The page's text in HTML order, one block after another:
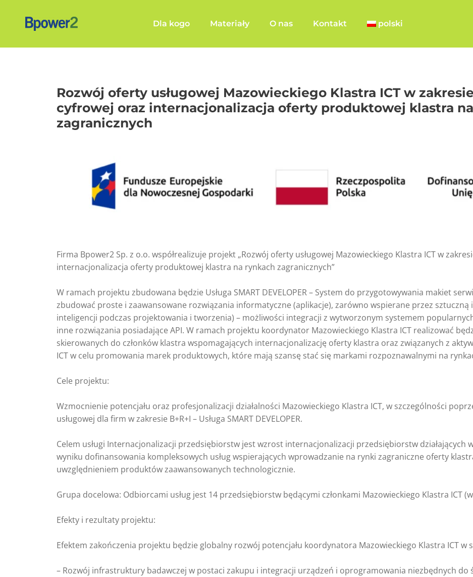
content
Dla kogo Materiały O nas Kontakt polski
Rozwój oferty usługowej Mazowieckiego Klastra ICT w
cyfrowej oraz internacjonalizacja oferty produktowej klastra
zagranicznych
Firma Bpower2 Sp. z o.o. współrealizuje projekt „Rozwój oferty usługowej Mazowieckiego Klastra ICT w
internacjonalizacja oferty produktowej klastra na rynkach zagranicznych”
W ramach projektu zbudowana będzie Usługa SMART DEVELOPER – System do przygotowywania makiet
zbudować proste i zaawansowane rozwiązania informatyczne (aplikacje), zarówno wspierane przez
inteligencji podczas projektowania i tworzenia) – możliwości integracji z wytworzonym systemem
inne rozwiązania posiadające API. W ramach projektu koordynator Mazowieckiego Klastra ICT realizować
skierowanych do członków klastra wspomagających internacjonalizację oferty klastra oraz związanych z
ICT w celu promowania marek produktowych, które mają szansę stać się markami rozpoznawalnymi na
Cele projektu:
Wzmocnienie potencjału oraz profesjonalizacji działalności Mazowieckiego Klastra ICT, w szczególności
usługowej dla firm w zakresie B+R+I – Usługa SMART DEVELOPER.
Celem usługi Internacjonalizacji przedsiębiorstw jest wzrost internacjonalizacji przedsiębiorstw działających
wyniku dofinansowania kompleksowych usług wspierających wprowadzanie na rynki zagraniczne oferty
uwzględnieniem produktów zaawansowanych technologicznie.
Grupa docelowa: Odbiorcami usług jest 14 przedsiębiorstw będącymi członkami Mazowieckiego Klastra ICT
Efekty i rezultaty projektu:
Efektem zakończenia projektu będzie globalny rozwój potencjału koordynatora Mazowieckiego Klastra ICT w
– Rozwój infrastruktury badawczej w postaci zakupu i integracji urządzeń i oprogramowania niezbędnych do